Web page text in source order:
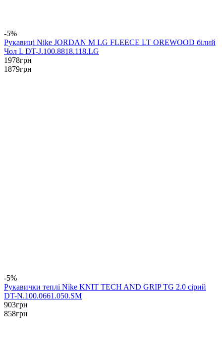
-5%
Рукавиці Nike JORDAN M LG FLEECE LT OREWOOD білий
Чол L DT-J.100.8818.118.LG
1978грн
1879грн
-5%
Рукавички теплі Nike KNIT TECH AND GRIP TG 2.0 сірий
DT-N.100.0661.050.SM
903грн
858грн